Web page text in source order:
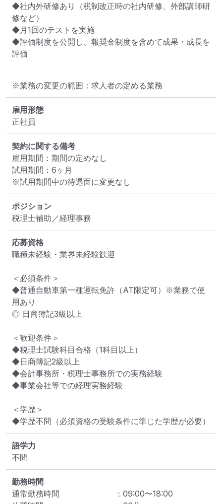
◆社内外研修あり（税制改正時の社内研修、外部講師研
修など）
◆月1回のテストを実施
◆評価制度を公開し、報奨金制度を含めて成果・成長を
評価
※業務の変更の範囲：求人者の定める業務
雇用形態
正社員
契約に関する備考
雇用期間：期間の定めなし
試用期間：6ヶ月
※試用期間中の待遇面に変更なし
ポジション
税理士補助／経理事務
応募資格
職種未経験・業界未経験歓迎
＜必須条件＞
◆普通自動車第一種運転免許（AT限定可）※業務で使
用あり
◎ 日商簿記3級以上
＜歓迎条件＞
◆税理士試験科目合格（1科目以上）
◆日商簿記2級以上
◆会計事務所・税理士事務所での実務経験
◆事業会社等での経理実務経験
＜学歴＞
◆学歴不問（必須資格の受験条件に準じた学歴が必要）
語学力
不問
勤務時間
通常勤務時間
： 09:00〜18:00